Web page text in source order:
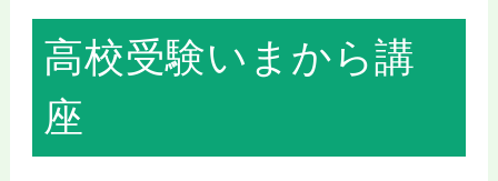
高校受験いまから講
座